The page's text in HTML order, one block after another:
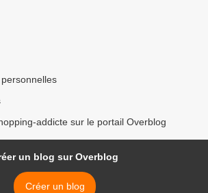
addicte sur le portail Overblog
un blog sur Overblog
Créer un blog